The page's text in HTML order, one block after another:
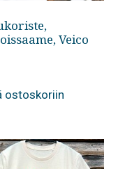
Veico
ostoskoriin